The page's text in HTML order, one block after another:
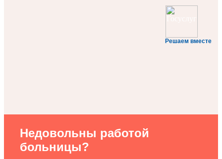
Решаем вместе
Недовольны работой
больницы?